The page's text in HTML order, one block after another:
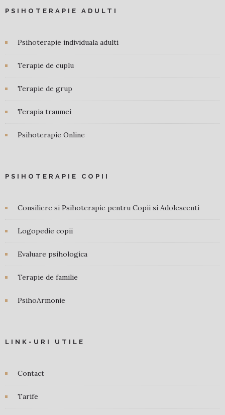
PSIHOTERAPIE ADULTI
Psihoterapie individuala adulti
Terapie de cuplu
Terapie de grup
Terapia traumei
Psihoterapie Online
PSIHOTERAPIE COPII
Consiliere si Psihoterapie pentru Copii si Adolescenti
Logopedie copii
Evaluare psihologica
Terapie de familie
PsihoArmonie
LINK-URI UTILE
Contact
Tarife